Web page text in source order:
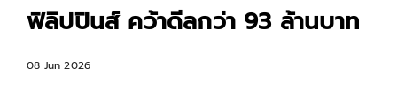
ฟิลิปปินส์ คว้าดีลกว่า 93 ล้านบาท
08 Jun 2026